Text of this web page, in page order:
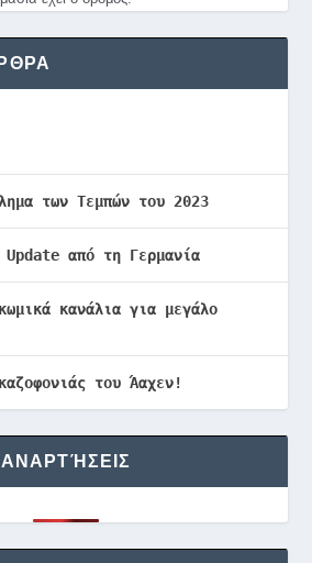
των Τεμπών του 2023
από τη Γερμανία
κανάλια για μεγάλο
του Άαχεν!